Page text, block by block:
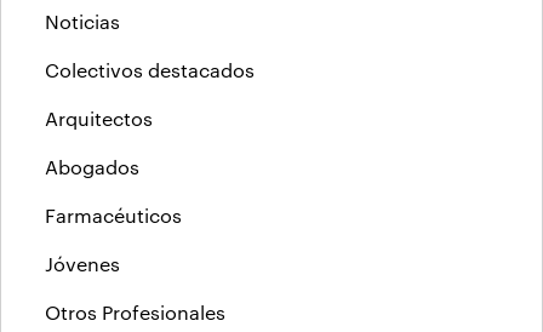
Noticias
Colectivos destacados
Arquitectos
Abogados
Farmacéuticos
Jóvenes
Otros Profesionales